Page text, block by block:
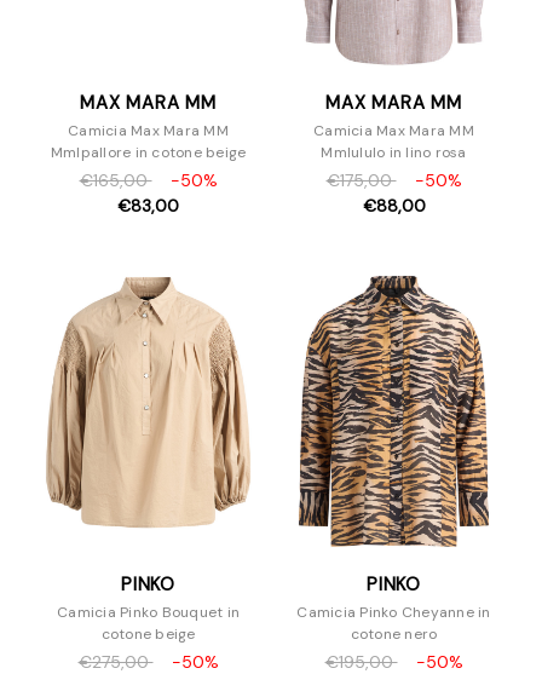
MAX MARA MM
Camicia Max Mara MM
Mmlpallore in cotone beige
€165,00
-50%
€83,00
MAX MARA MM
Camicia Max Mara MM
Mmlululo in lino rosa
€175,00
-50%
€88,00
PINKO
Camicia Pinko Bouquet in
cotone beige
€275,00
-50%
PINKO
Camicia Pinko Cheyanne in
cotone nero
€195,00
-50%